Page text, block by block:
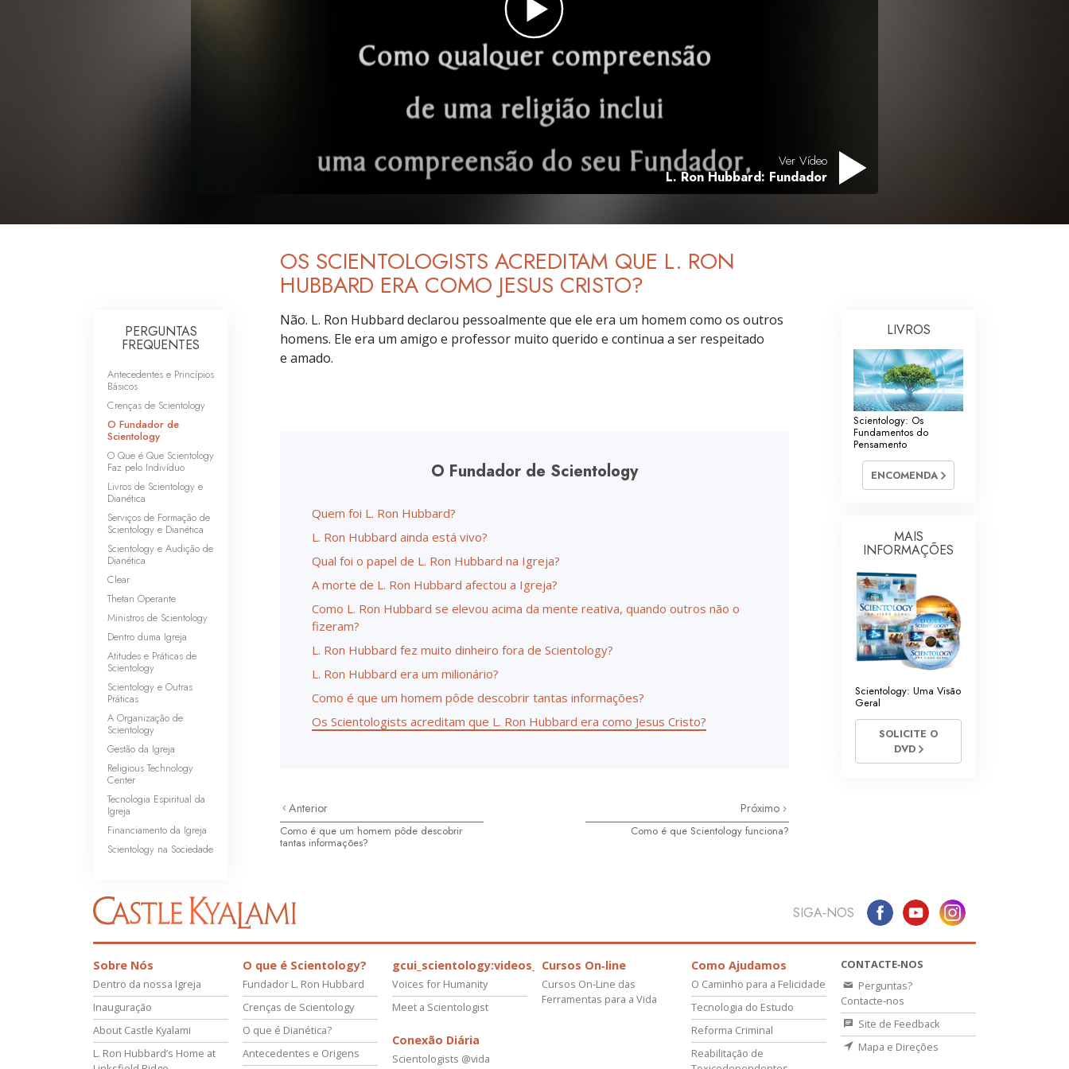
Amor e Ódio –
O que é a Grandeza?
Ver Vídeo
L. Ron Hubbard: Fundador
OS SCIENTOLOGISTS ACREDITAM QUE L. RON
HUBBARD ERA COMO JESUS CRISTO?
Não. L. Ron Hubbard declarou pessoalmente que ele era um homem como os outros
homens. Ele era um amigo e professor muito querido e continua a ser respeitado
e amado.
O Fundador de Scientology
Quem foi L. Ron Hubbard?
L. Ron Hubbard ainda está vivo?
Qual foi o papel de L. Ron Hubbard na Igreja?
A morte de L. Ron Hubbard afectou a Igreja?
Como L. Ron Hubbard se elevou acima da mente reativa, quando outros não o
fizeram?
L. Ron Hubbard fez muito dinheiro fora de Scientology?
L. Ron Hubbard era um milionário?
Como é que um homem pôde descobrir tantas informações?
Os Scientologists acreditam que L. Ron Hubbard era como Jesus Cristo?
Anterior
Como é que um homem pôde descobrir
tantas informações?
Próximo
Como é que Scientology funciona?
PERGUNTAS
FREQUENTES
Antecedentes e Princípios
Básicos
Crenças de Scientology
O Fundador de
Scientology
O Que é Que Scientology
Faz pelo Indivíduo
Livros de Scientology e
Dianética
Serviços de Formação de
Scientology e Dianética
Scientology e Audição de
Dianética
Clear
Thetan Operante
Ministros de Scientology
Dentro duma Igreja
Atitudes e Práticas de
Scientology
Scientology e Outras
Práticas
A Organização de
Scientology
Gestão da Igreja
Religious Technology
Center
Tecnologia Espiritual da
Igreja
Financiamento da Igreja
Scientology na Sociedade
LIVROS
Scientology: Os
Fundamentos do
Pensamento
ENCOMENDA
MAIS
INFORMAÇÕES
Scientology: Uma Visão
Geral
SOLICITE O
DVD
SIGA‑NOS
Sobre Nós
Dentro da nossa Igreja
Inauguração
About Castle Kyalami
L. Ron Hubbard’s Home at
O que é Scientology?
Fundador L. Ron Hubbard
Crenças de Scientology
O que é Dianética?
Antecedentes e Origens
gcui_scientology:videos_about_kyalami_from_scnnw
Voices for Humanity
Meet a Scientologist
Conexão Diária
Scientologists @vida
Cursos On‑line
Cursos On‑Line das
Ferramentas para a Vida
Como Ajudamos
O Caminho para a Felicidade
Tecnologia do Estudo
Reforma Criminal
Reabilitação de
CONTACTE‑NOS
Perguntas?
Contacte‑nos
Site de Feedback
Mapa e Direções